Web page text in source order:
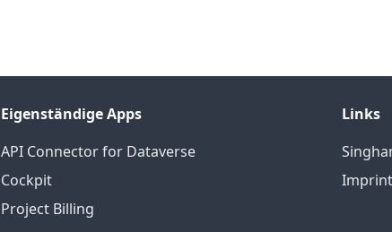
Eigenständige Apps
API Connector for Dataverse
Cockpit
Project Billing
Links
Imprint